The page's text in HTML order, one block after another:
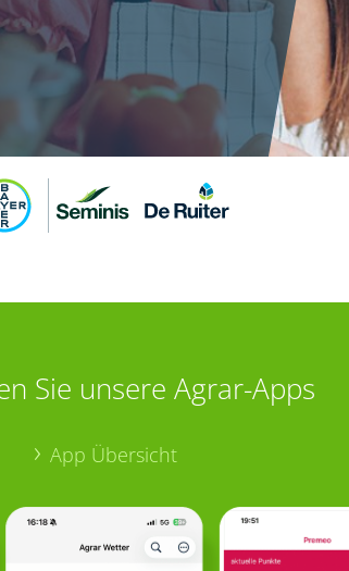
Sie unsere Agrar-Apps
App Übersicht